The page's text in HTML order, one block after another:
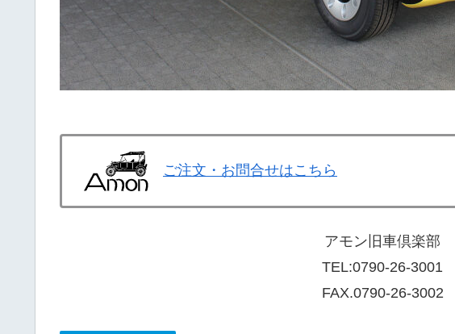
ご注文・お問合せはこちら
アモン旧車倶楽部
TEL:0790-26-3001
FAX.0790-26-3002